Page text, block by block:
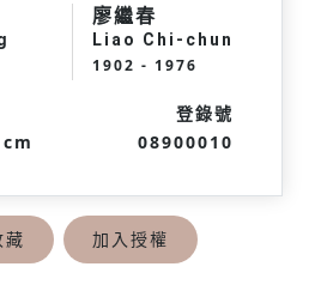
廖繼春
Liao Chi-chun
1902 - 1976
登錄號
08900010
藏 加入授權